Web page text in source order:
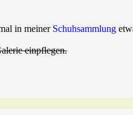
in meiner Schuhsammlung
einpflegen.